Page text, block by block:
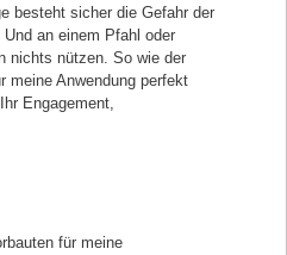
besteht sicher die Gefahr der
an einem Pfahl oder
nichts nützen. So wie der
meine Anwendung perfekt
Engagement,
für meine